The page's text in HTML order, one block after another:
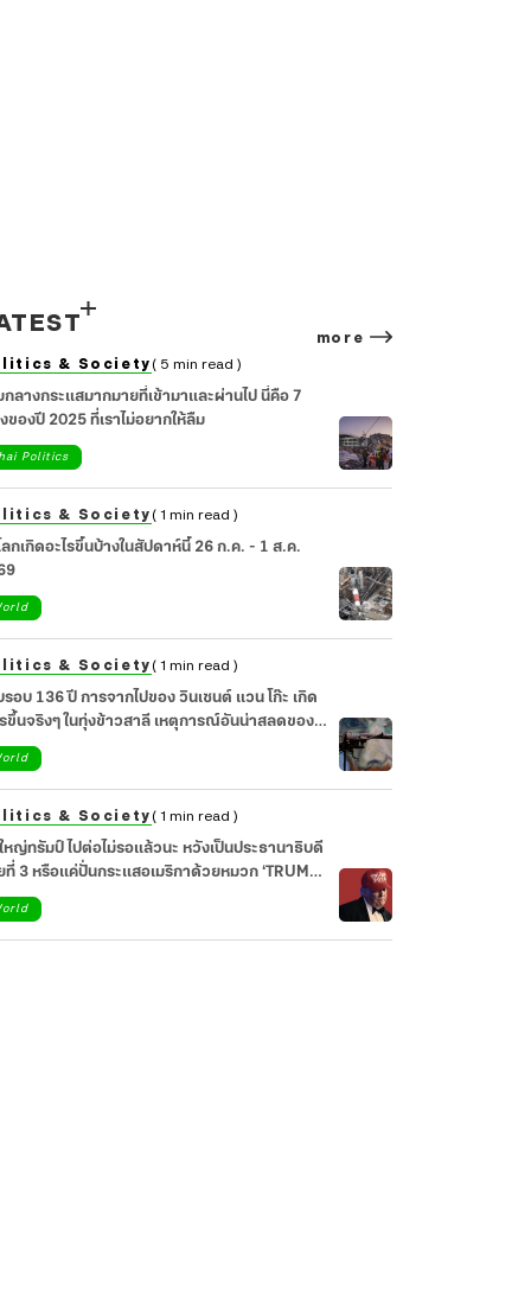
& Society ( 5 min read )
ลางกระแสมากมายที่เข้ามาและผ่านไป นี่คือ 7
ของปี 2025 ที่เราไม่อยากให้ลืม
Politics
& Society ( 1 min read )
กเกิดอะไรขึ้นบ้างในสัปดาห์นี้ 26 ก.ค. - 1 ส.ค.
& Society ( 1 min read )
อบ 136 ปี การจากไปของ วินเซนต์ แวน โก๊ะ เกิด
รขึ้นจริงๆ ในทุ่งข้าวสาลี เหตุการณ์อันน่าสลดของ
ผู้น่าเศร้า
& Society ( 1 min read )
หญ่ทรัมป์ ไปต่อไม่รอแล้วนะ หวังเป็นประธานาธิบดี
3 หรือแค่ปั่นกระแสอเมริกาด้วยหมวก ‘TRUMP
?
more